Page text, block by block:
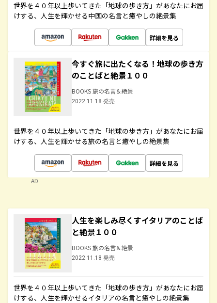
世界を４０年以上歩いてきた「地球の歩き方」があなたにお届
けする、人生を輝かせる中国の名言と癒やしの絶景集
詳細を見る
今すぐ旅に出たくなる！地球の歩き方
のことばと絶景１００
BOOKS 旅の名言＆絶景
2022.11.18 発売
世界を４０年以上歩いてきた「地球の歩き方」があなたにお届
けする、人生を輝かせる旅の名言と癒やしの絶景集
詳細を見る
AD
人生を楽しみ尽くすイタリアのことば
と絶景１００
BOOKS 旅の名言＆絶景
2022.11.18 発売
世界を４０年以上歩いてきた「地球の歩き方」があなたにお届
けする、人生を輝かせるイタリアの名言と癒やしの絶景集